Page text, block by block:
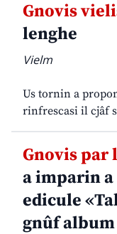
Gnovis
lenghe
Vielm
Us tornin a
rinfrescasi il cjâf
Gnovis par
a imparin
edicule
gnûf